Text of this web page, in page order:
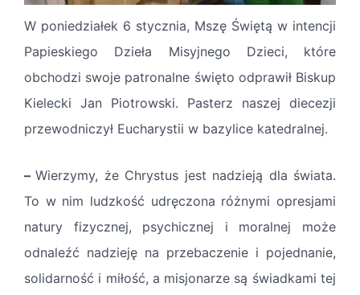
W poniedziałek 6 stycznia, Mszę Świętą w intencji
Papieskiego Dzieła Misyjnego Dzieci, które
obchodzi swoje patronalne święto odprawił Biskup
Kielecki Jan Piotrowski. Pasterz naszej diecezji
przewodniczył Eucharystii w bazylice katedralnej.
–Wierzymy, że Chrystus jest nadzieją dla świata.
To w nim ludzkość udręczona różnymi opresjami
natury fizycznej, psychicznej i moralnej może
odnaleźć nadzieję na przebaczenie i pojednanie,
solidarność i miłość, a misjonarze są świadkami tej